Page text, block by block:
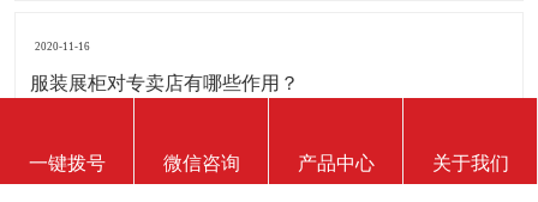
2020-11-16
服装展柜对专卖店有哪些作用？
呢？下面就跟大家一起来了解服装展柜的作用 1、陈列展示功能
一键拨号 微信咨询 产品中心 关于我们